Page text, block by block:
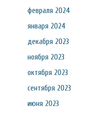
февраля 2024
января 2024
декабря 2023
ноября 2023
октября 2023
сентября 2023
июня 2023